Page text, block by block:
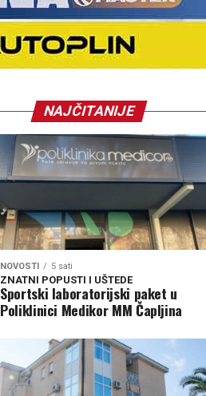
NAJČITANIJE
NOVOSTI 5 sati
ZNATNI POPUSTI I UŠTEDE
Sportski laboratorijski paket u
Poliklinici Medikor MM Čapljina